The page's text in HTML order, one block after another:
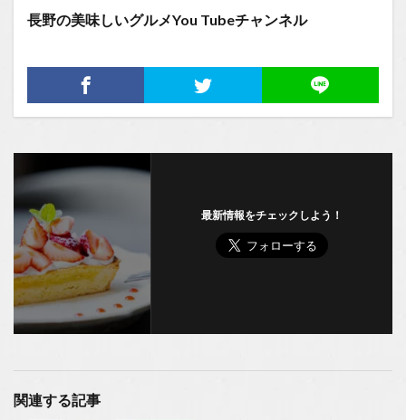
長野の美味しいグルメYou Tubeチャンネル
最新情報をチェックしよう！
関連する記事